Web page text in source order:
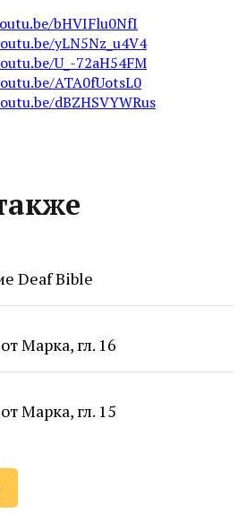
bHVIFlu0NfI
yLN5Nz_u4V4
U_-72aH54FM
ATA0fUotsL0
dBZHSVYWRus
Deaf Bible
Марка, гл. 16
Марка, гл. 15